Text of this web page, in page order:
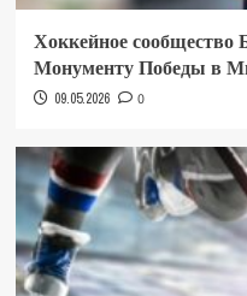
Хоккейное сообщество
Монументу Победы в
09.05.2026 0